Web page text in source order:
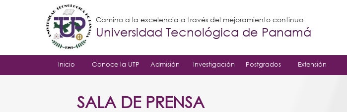
Camino a la excelencia a través del mejoramiento continuo
Universidad Tecnológica de Panamá
Inicio Conoce la UTP Admisión Investigación Postgrados Extensión
SALA DE PRENSA